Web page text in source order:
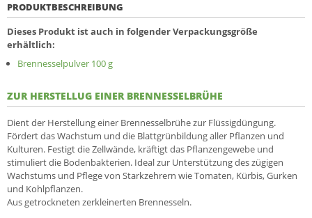
PRODUKTBESCHREIBUNG
Dieses Produkt ist auch in folgender Verpackungsgröße
erhältlich:
Brennessel­­pulver 100 g
ZUR HERSTELLUG EINER BRENNESSELBRÜHE
Dient der Herstellung einer Brennesselbrühe zur Flüssigdüngung.
Fördert das Wachstum und die Blattgrünbildung aller Pflanzen und
Kulturen. Festigt die Zellwände, kräftigt das Pflanzengewebe und
stimuliert die Bodenbakterien. Ideal zur Unterstützung des zügigen
Wachstums und Pflege von Starkzehrern wie Tomaten, Kürbis, Gurken
und Kohlpflanzen.
Aus getrockneten zerkleinerten Brennesseln.